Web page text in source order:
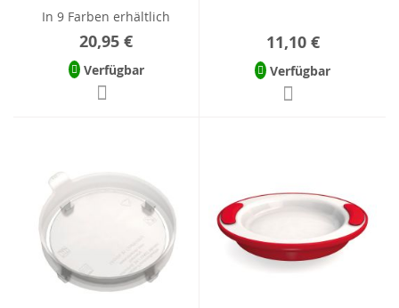
In 9 Farben erhältlich
20,95 €
Verfügbar
11,10 €
Verfügbar